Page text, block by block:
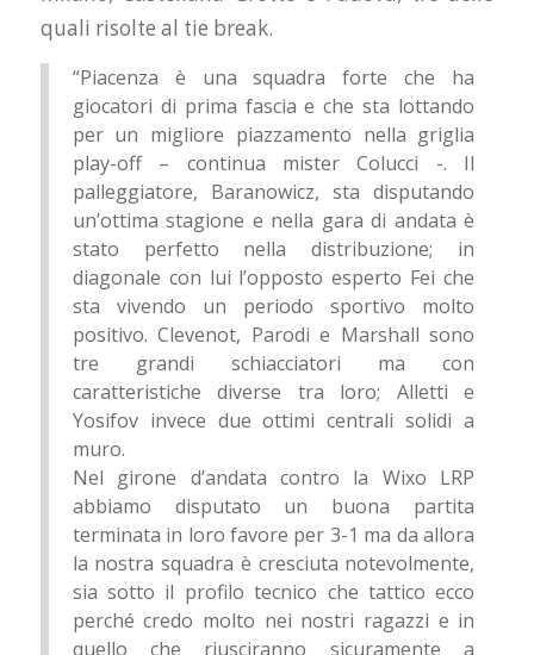
quali risolte al tie break.
“Piacenza è una squadra forte che ha
giocatori di prima fascia e che sta lottando
per un migliore piazzamento nella griglia
play-off – continua mister Colucci -. Il
palleggiatore, Baranowicz, sta disputando
un’ottima stagione e nella gara di andata è
stato perfetto nella distribuzione; in
diagonale con lui l’opposto esperto Fei che
sta vivendo un periodo sportivo molto
positivo. Clevenot, Parodi e Marshall sono
tre grandi schiacciatori ma con
caratteristiche diverse tra loro; Alletti e
Yosifov invece due ottimi centrali solidi a
muro.
Nel girone d’andata contro la Wixo LRP
abbiamo disputato un buona partita
terminata in loro favore per 3-1 ma da allora
la nostra squadra è cresciuta notevolmente,
sia sotto il profilo tecnico che tattico ecco
perché credo molto nei nostri ragazzi e in
quello che riusciranno sicuramente a